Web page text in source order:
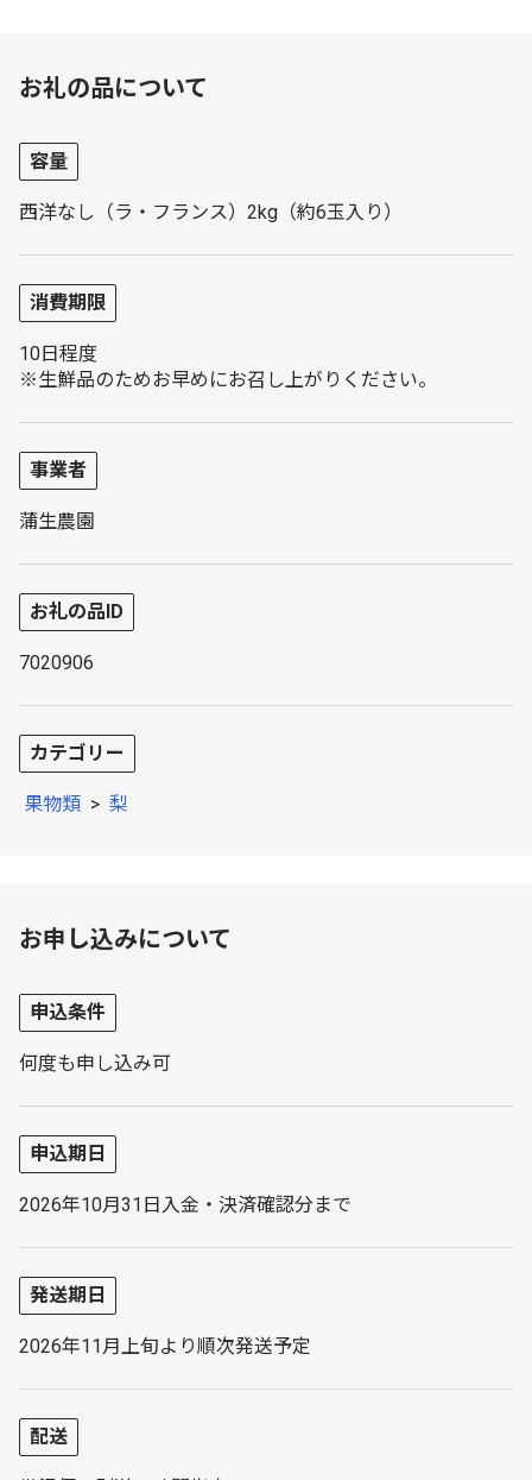
お礼の品について
容量
西洋なし（ラ・フランス）2kg（約6玉入り）
消費期限
10日程度
※生鮮品のためお早めにお召し上がりください。
事業者
蒲生農園
お礼の品ID
7020906
カテゴリー
果物類 > 梨
お申し込みについて
申込条件
何度も申し込み可
申込期日
2026年10月31日入金・決済確認分まで
発送期日
2026年11月上旬より順次発送予定
配送